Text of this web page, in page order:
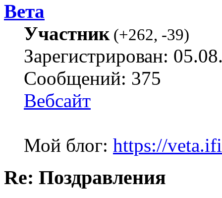
Вета
Участник(+262, -39)
Зарегистрирован:
Сообщений: 375
Вебсайт
Мой блог: https://
Re: Поздравления